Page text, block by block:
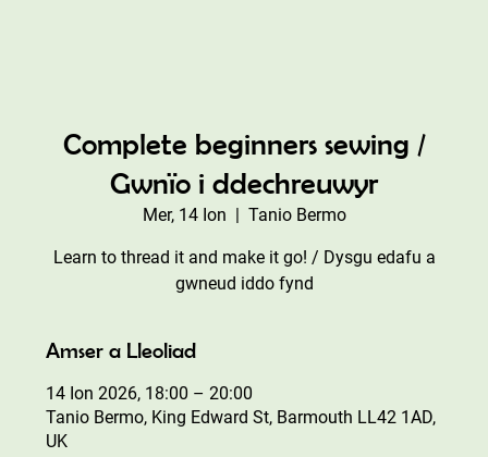
Complete beginners sewing /
Gwnïo i ddechreuwyr
Mer, 14 Ion
  |
Tanio Bermo
Learn to thread it and make it go! / Dysgu edafu a
gwneud iddo fynd
Amser a Lleoliad
14 Ion 2026, 18:00 – 20:00
Tanio Bermo, King Edward St, Barmouth LL42 1AD,
UK